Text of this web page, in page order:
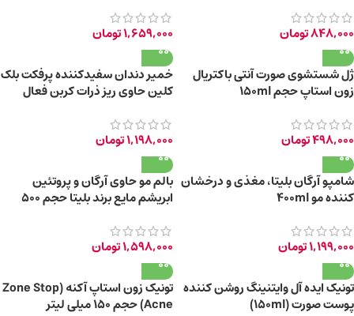
848,000تومان 1,659,000تومان
ژل شستشوی صورت آنتی باکتریال
زون استاپ حجم 150ml
498,000تومان
خمیر دندان سفیدکننده پرفکت بلک
کلین حاوی ریز ذرات کربن فعال
1,198,000تومان
شامپو آرگان بلیتا، مغذی و درخشان
کننده مو 400ml
1,199,000تومان
بالم مو حاوی آرگان و پروتئین
ابریشم مایع برند بلیتا حجم 500
1,598,000تومان
تونیک ایده آل وایتنینگ روشن کننده
پوست صورت (150ml)
تونیک زون استاپ آکنه (Zone Stop
Acne) حجم ۱۵۰ میلی لیتر